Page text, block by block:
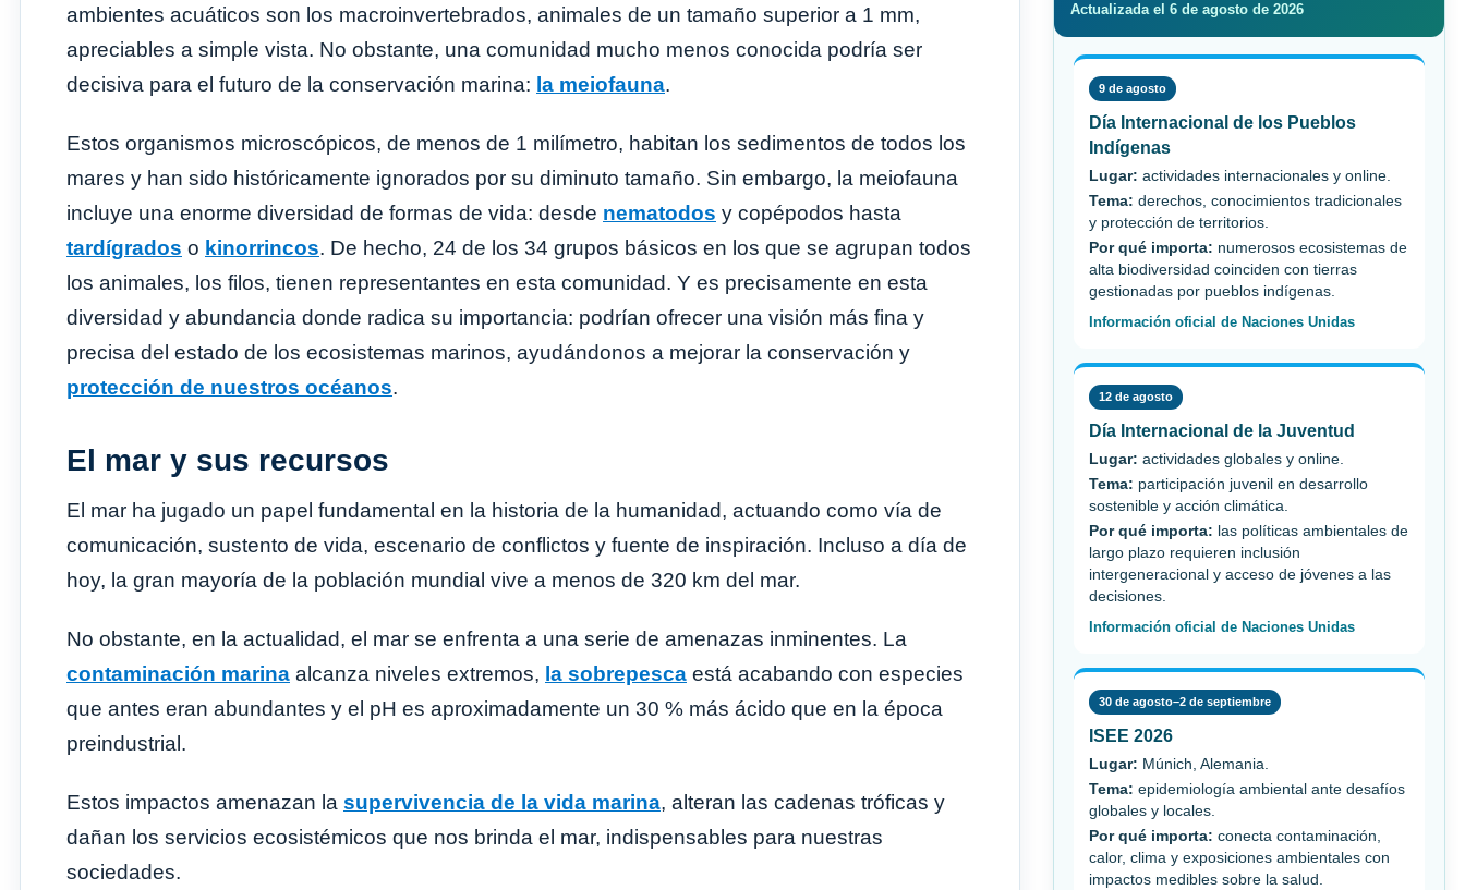
ambientes acuáticos son los macroinvertebrados, animales de un tamaño superior a 1 mm,
apreciables a simple vista. No obstante, una comunidad mucho menos conocida podría ser
decisiva para el futuro de la conservación marina: la meiofauna.
Estos organismos microscópicos, de menos de 1 milímetro, habitan los sedimentos de todos los
mares y han sido históricamente ignorados por su diminuto tamaño. Sin embargo, la meiofauna
incluye una enorme diversidad de formas de vida: desde nematodos y copépodos hasta
tardígrados o kinorrincos. De hecho, 24 de los 34 grupos básicos en los que se agrupan todos
los animales, los filos, tienen representantes en esta comunidad. Y es precisamente en esta
diversidad y abundancia donde radica su importancia: podrían ofrecer una visión más fina y
precisa del estado de los ecosistemas marinos, ayudándonos a mejorar la conservación y
protección de nuestros océanos.
El mar y sus recursos
El mar ha jugado un papel fundamental en la historia de la humanidad, actuando como vía de
comunicación, sustento de vida, escenario de conflictos y fuente de inspiración. Incluso a día de
hoy, la gran mayoría de la población mundial vive a menos de 320 km del mar.
No obstante, en la actualidad, el mar se enfrenta a una serie de amenazas inminentes. La
contaminación marina alcanza niveles extremos, la sobrepesca está acabando con especies
que antes eran abundantes y el pH es aproximadamente un 30 % más ácido que en la época
preindustrial.
Estos impactos amenazan la supervivencia de la vida marina, alteran las cadenas tróficas y
dañan los servicios ecosistémicos que nos brinda el mar, indispensables para nuestras
sociedades.
Actualizada el 6 de agosto de 2026
9 de agosto
Día Internacional de los Pueblos
Indígenas
Lugar: actividades internacionales y online.
Tema: derechos, conocimientos tradicionales
y protección de territorios.
Por qué importa: numerosos ecosistemas de
alta biodiversidad coinciden con tierras
gestionadas por pueblos indígenas.
Información oficial de Naciones Unidas
12 de agosto
Día Internacional de la Juventud
Lugar: actividades globales y online.
Tema: participación juvenil en desarrollo
sostenible y acción climática.
Por qué importa: las políticas ambientales de
largo plazo requieren inclusión
intergeneracional y acceso de jóvenes a las
decisiones.
Información oficial de Naciones Unidas
30 de agosto–2 de septiembre
ISEE 2026
Lugar: Múnich, Alemania.
Tema: epidemiología ambiental ante desafíos
globales y locales.
Por qué importa: conecta contaminación,
calor, clima y exposiciones ambientales con
impactos medibles sobre la salud.